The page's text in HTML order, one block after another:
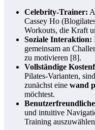
Celebrity-Trainer:
Cassey Ho
Workouts, die Kraft
Soziale Interaktion:
gemeinsam an
zu motivieren [8].
Vollständige
Pilates-Varianten,
zunächst eine wand
möchtest.
und intuitive
Training